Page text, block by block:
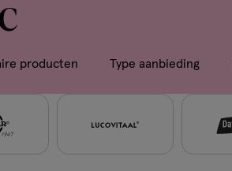
een
volledig
met
geavanceerde
producten Type aanbieding